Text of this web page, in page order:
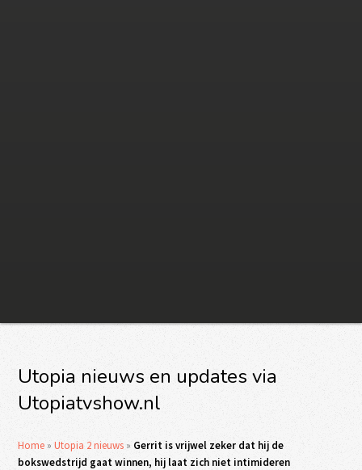
Utopia nieuws en updates via
Utopiatvshow.nl
Home »Utopia 2 nieuws » Gerrit is vrijwel zeker dat hij de
bokswedstrijd gaat winnen, hij laat zich niet intimideren